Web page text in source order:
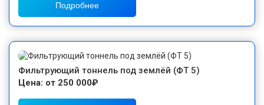
Подробнее
Фильтрующий тоннель под землёй (ФТ 5)
Цена: от 250 000₽